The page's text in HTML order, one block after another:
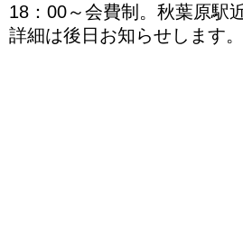
18：00～会費制。秋葉原駅
詳細は後日お知らせします。